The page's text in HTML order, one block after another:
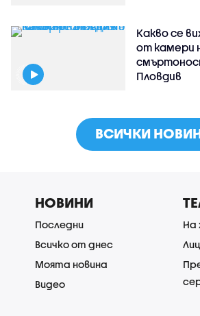
Какво се
от камери
Пловдив
ВСИЧКИ
НОВИНИ
Последни
Всичко от днес
Моята новина
Видео
На